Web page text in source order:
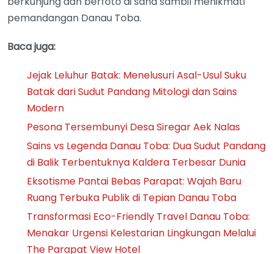
pemandangan Danau Toba.
Baca juga:
Jejak Leluhur Batak: Menelusuri Asal-Usul Suku
Batak dari Sudut Pandang Mitologi dan Sains
Modern
Pesona Tersembunyi Desa Siregar Aek Nalas
Sains vs Legenda Danau Toba: Dua Sudut Pandang
di Balik Terbentuknya Kaldera Terbesar Dunia
Eksotisme Pantai Bebas Parapat: Wajah Baru
Ruang Terbuka Publik di Tepian Danau Toba
Transformasi Eco-Friendly Travel Danau Toba:
Menakar Urgensi Kelestarian Lingkungan Melalui
The Parapat View Hotel